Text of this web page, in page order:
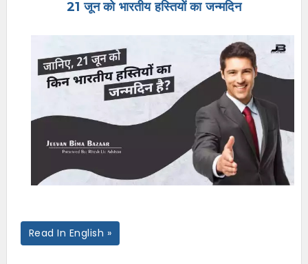
21 जून को भारतीय हस्तियों का जन्मदिन
Read In English »